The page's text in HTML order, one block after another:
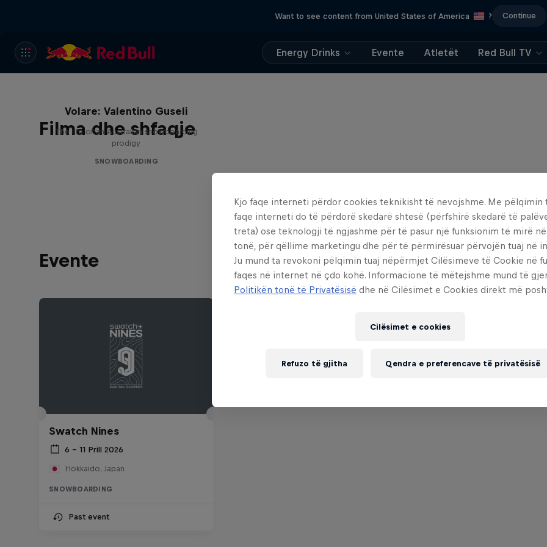
Want to see content from United States of America ? Continue
Energy Drinks Evente Atletët Red Bull TV
Filma dhe shfaqje
Volare: Valentino Guseli
The life of an Australian snowboarding
prodigy
SNOWBOARDING
Evente
Swatch Nines
6 – 11 Prill 2026
Hokkaido, Japan
SNOWBOARDING
Past event
Kjo faqe interneti përdor cookies teknikisht të nevojshme. Me pëlqimin
faqe interneti do të përdorë skedarë shtesë (përfshirë skedarë të
treta) ose teknologji të ngjashme për të pasur një funksionim të mirë
tonë, për qëllime marketingu dhe për të përmirësuar përvojën tuaj në
Ju mund ta revokoni pëlqimin tuaj nëpërmjet Cilësimeve të Cookie në
faqes në internet në çdo kohë. Informacione të mëtejshme mund të
Politikën tonë të Privatësisë dhe në Cilësimet e Cookies direkt më
Cilësimet e cookies
Refuzo të gjitha Qendra e preferencave të privatësisë